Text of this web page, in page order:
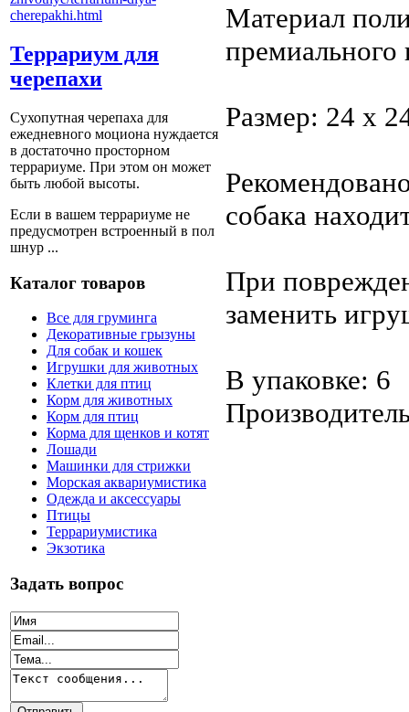
Террариум для
черепахи
Сухопутная черепаха для
ежедневного моциона нуждается
в достаточно просторном
террариуме. При этом он может
быть любой высоты.
Если в вашем террариуме не
предусмотрен встроенный в пол
шнур ...
Каталог товаров
Все для груминга
Декоративные грызуны
Для собак и кошек
Игрушки для животных
Клетки для птиц
Корм для животных
Корм для птиц
Корма для щенков и котят
Лошади
Машинки для стрижки
Морская аквариумистика
Одежда и аксессуары
Птицы
Террариумистика
Экзотика
Задать вопрос
Материал
премиального
Размер: 24 х
собака
При
заменить
В упаковке: 6